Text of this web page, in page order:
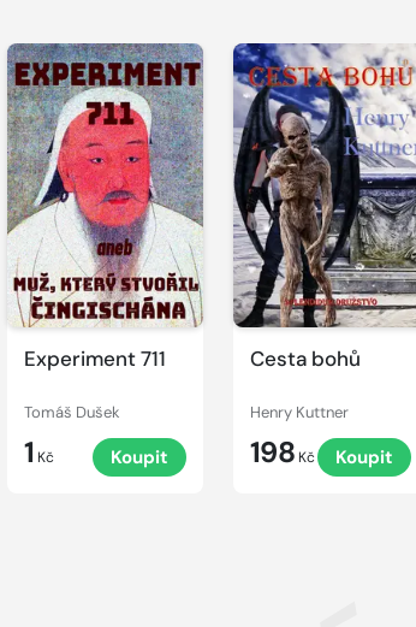
Experiment 711
Tomáš Dušek
1 Kč Koupit
Cesta bohů
Henry Kuttner
198 Kč Koupit